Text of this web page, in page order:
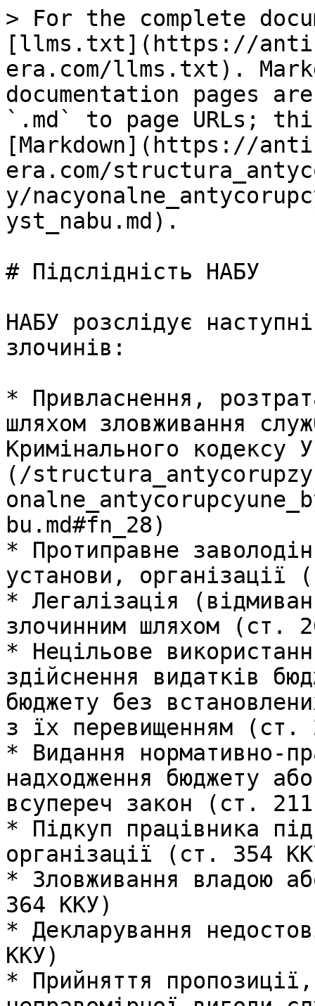
> For the complete
[llms.txt](https://
era.com/llms.txt).
documentation pages
`.md` to page URLs;
[Markdown](https://
era.com/
y/
yst_nabu.md).
# Підслідність НАБУ
НАБУ розслідує
злочинів:
* Привласнення,
шляхом зловживання
Кримінального кодексу
(/
bu.md#fn_28)
* Протиправне
установи,
* Легалізація
злочинним шляхом (ст.
* Нецільове
здійснення видатків
бюджету без
з їх перевищенням (ст.
* Видання нормативно-
надходження бюджету
всупереч закон (ст.
* Підкуп працівника
організації (ст. 354
* Зловживання владою
364 ККУ)
* Декларування
ККУ)
* Прийняття